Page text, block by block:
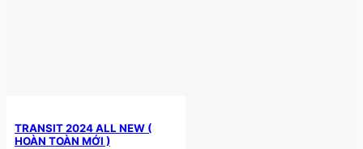
TRANSIT 2024 ALL NEW (
HOÀN TOÀN MỚI )